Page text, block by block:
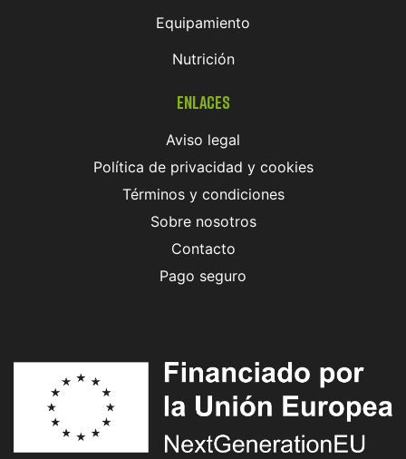
Equipamiento
Nutrición
Enlaces
Aviso legal
Política de privacidad y cookies
Términos y condiciones
Sobre nosotros
Contacto
Pago seguro